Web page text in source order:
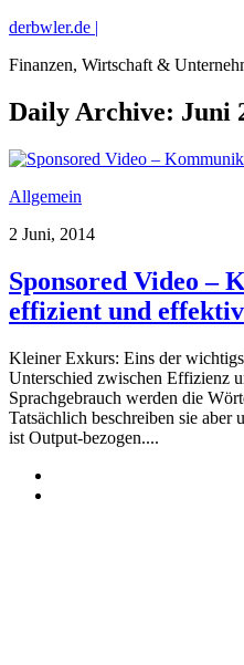
derbwler.de |
Finanzen, Wirtschaft &
Daily Archive: Juni
Allgemein
2 Juni, 2014
Sponsored Video –
effizient und effektiv
Kleiner Exkurs: Eins der
Unterschied zwischen Effizienz
Sprachgebrauch werden die
Tatsächlich beschreiben sie
ist Output-bezogen....